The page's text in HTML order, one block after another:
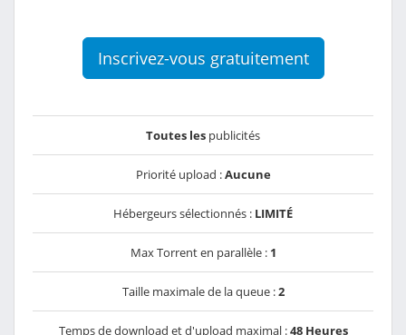
Inscrivez-vous gratuitement
Toutes les publicités
Priorité upload :Aucune
Hébergeurs sélectionnés : LIMITÉ
Max Torrent en parallèle : 1
Taille maximale de la queue :2
Temps de download et d'upload maximal :48 Heures